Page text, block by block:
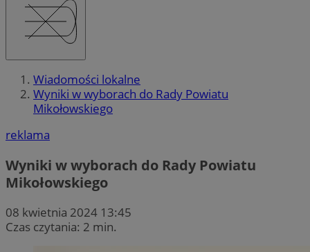
Wiadomości lokalne
Wyniki w wyborach do Rady Powiatu
Mikołowskiego
reklama
Wyniki w wyborach do Rady Powiatu
Mikołowskiego
08 kwietnia 2024 13:45
Czas czytania: 2 min.